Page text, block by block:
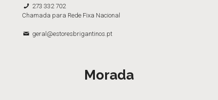
273 332 702
Chamada para Rede Fixa Nacional
geral@estoresbrigantinos.pt
Morada